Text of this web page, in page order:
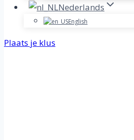
Nederlands
English
Plaats je klus